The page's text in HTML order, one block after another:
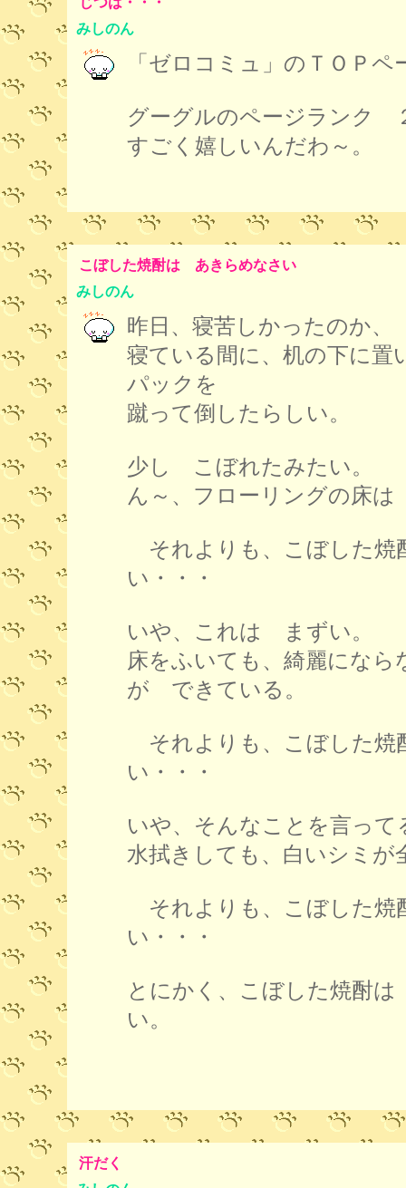
みしのん
「ゼロコミュ」のＴＯＰペ
グーグルのページランク
すごく嬉しいんだわ～。
こぼした焼酎は あきらめなさい
みしのん
昨日、寝苦しかったのか、
寝ている間に、机の下に置
パックを
蹴って倒したらしい。
少し こぼれたみたい。
ん～、フローリングの床
それよりも、こぼした
い・・・
いや、これは まずい。
床をふいても、綺麗になら
が できている。
それよりも、こぼした
い・・・
いや、そんなことを言って
水拭きしても、白いシミが
それよりも、こぼした
い・・・
とにかく、こぼした焼酎
い。
汗だく